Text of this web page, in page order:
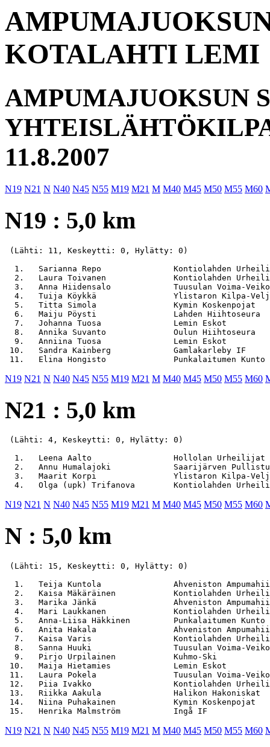
KOTALAHTI LEMI
AMPUMAJUOKSUN
11.8.2007
N19 N21 N N40 N45 N55 M19 M21 M M40 M45 M50 M55 M60
N19 : 5,0 km
(Lähti: 11, Keskeytti: 0, Hylätty: 0)
1.   Sarianna Repo               Kontiolahden
2.   Laura Toivanen              Kontiolahden
3.   Anna Hiidensalo             Tuusulan Voima-
4.   Tuija Köykkä                Ylistaron Kilpa-
5.   Titta Simola                Kymin Koskenpojat
6.   Maiju Pöysti                Lahden Hiihtoseura
7.   Johanna Tuosa               Lemin Eskot
8.   Annika Suvanto              Oulun Hiihtoseura
9.   Anniina Tuosa               Lemin Eskot
10.   Sandra Kainberg             Gamlakarleby
N19 N21 N N40 N45 N55 M19 M21 M M40 M45 M50 M55 M60
N21 : 5,0 km
(Lähti: 4, Keskeytti: 0, Hylätty: 0)
1.   Leena Aalto                 Hollolan
2.   Annu Humalajoki             Saarijärven
3.   Maarit Korpi                Ylistaron Kilpa-
N19 N21 N N40 N45 N55 M19 M21 M M40 M45 M50 M55 M60
N : 5,0 km
(Lähti: 15, Keskeytti: 0, Hylätty: 0)
1.   Teija Kuntola               Ahveniston
2.   Kaisa Mäkäräinen            Kontiolahden
3.   Marika Jänkä                Ahveniston
4.   Mari Laukkanen              Kontiolahden
5.   Anna-Liisa Häkkinen         Punkalaitumen
6.   Anita Hakala                Ahveniston
7.   Kaisa Varis                 Kontiolahden
8.   Sanna Huuki                 Tuusulan Voima-
9.   Pirjo Urpilainen            Kuhmo-Ski
10.   Maija Hietamies             Lemin Eskot
11.   Laura Pokela                Tuusulan Voima-
12.   Piia Ivakko                 Kontiolahden
13.   Riikka Aakula               Halikon
14.   Niina Puhakainen            Kymin
N19 N21 N N40 N45 N55 M19 M21 M M40 M45 M50 M55 M60